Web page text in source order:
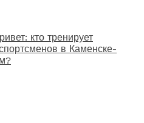
кто тренирует
в Каменске-